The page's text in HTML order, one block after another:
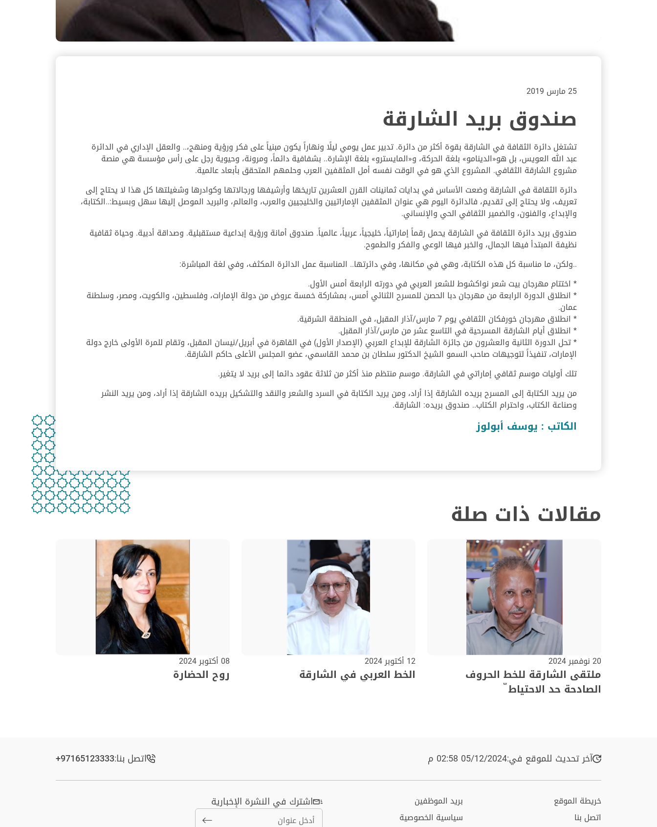
25 مارس 2019
صندوق بريد الشارقة
تشتغل دائرة الثقافة في الشارقة بقوة أكثر من دائرة. تدبير عمل يومي ليلًا ونهاراً يكون مبنياً على فكر ورؤية ومنهج،.. والعقل الإداري في الدائرة
عبد الله العويس، بل هو«الدينامو» بلغة الحركة، و«المايسترو» بلغة الإشارة.. بشفافية دائماً، ومرونة، وحيوية رجل على رأس مؤسسة هي منصة
مشروع الشارقة الثقافي. المشروع الذي هو في الوقت نفسه أمل المثقفين العرب وحلمهم المتحقق بأبعاد عالمية.
دائرة الثقافة في الشارقة وضعت الأساس في بدايات ثمانينات القرن العشرين تاريخها وأرشيفها ورجالاتها وكوادرها وشغيلتها كل هذا لا يحتاج إلى
تعريف، ولا يحتاج إلى تقديم، فالدائرة اليوم هي عنوان المثقفين الإماراتيين والخليجيين والعرب، والعالم، والبريد الموصل إليها سهل وبسيط:..الكتابة،
والإبداع، والفنون، والضمير الثقافي الحي والإنساني.
صندوق بريد دائرة الثقافة في الشارقة يحمل رقماً إماراتياً، خليجياً، عربياً، عالمياً. صندوق أمانة ورؤية إبداعية مستقبلية. وصداقة أدبية. وحياة ثقافية
نظيفة المبتدأ فيها الجمال، والخبر فيها الوعي والفكر والطموح.
..ولكن، ما مناسبة كل هذه الكتابة، وهي في مكانها، وفي دائرتها.. المناسبة عمل الدائرة المكثف، وفي لغة المباشرة:
* اختتام مهرجان بيت شعر نواكشوط للشعر العربي في دورته الرابعة أمس الأول.
* انطلاق الدورة الرابعة من مهرجان دبا الحصن للمسرح الثنائي أمس، بمشاركة خمسة عروض من دولة الإمارات، وفلسطين، والكويت، ومصر، وسلطنة
عمان.
* انطلاق مهرجان خورفكان الثقافي يوم 7 مارس/آذار المقبل، في المنطقة الشرقية.
* انطلاق أيام الشارقة المسرحية في التاسع عشر من مارس/آذار المقبل.
* تحل الدورة الثانية والعشرون من جائزة الشارقة للإبداع العربي (الإصدار الأول) في القاهرة في أبريل/نيسان المقبل، وتقام للمرة الأولى خارج دولة
الإمارات، تنفيذاً لتوجيهات صاحب السمو الشيخ الدكتور سلطان بن محمد القاسمي، عضو المجلس الأعلى حاكم الشارقة.
تلك أوليات موسم ثقافي إماراتي في الشارقة. موسم منتظم منذ أكثر من ثلاثة عقود دائما إلى بريد لا يتغير.
من يريد الكتابة إلى المسرح بريده الشارقة إذا أراد، ومن يريد الكتابة في السرد والشعر والنقد والتشكيل بريده الشارقة إذا أراد، ومن يريد النشر
وصناعة الكتاب، واحترام الكتاب.. صندوق بريده: الشارقة.
الكاتب : يوسف أبولوز
مقالات ذات صلة
20 نوفمبر 2024
ملتقى الشارقة للخط الحروف
الصادحة حد الاحتياط ّ
12 أكتوبر 2024
الخط العربي في الشارقة
08 أكتوبر 2024
روح الحضارة
آخر تحديث للموقع في:05/12/2024 02:58 م اتصل بنا:+97165123333​
خريطة الموقع
اتصل بنا
بريد الموظفين
سياسية الخصوصية
اشترك في النشرة الإخبارية